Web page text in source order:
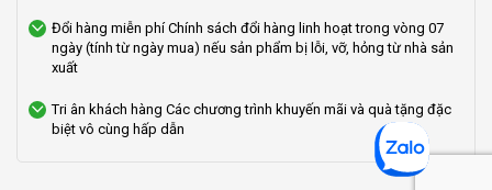
Đổi hàng miễn phí Chính sách đổi hàng linh hoạt trong vòng 07
ngày (tính từ ngày mua) nếu sản phẩm bị lỗi, vỡ, hỏng từ nhà sản
xuất
Tri ân khách hàng Các chương trình khuyến mãi và quà tặng đặc
biệt vô cùng hấp dẫn